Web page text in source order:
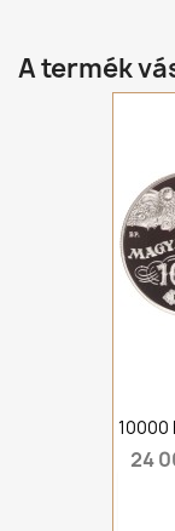
A termék
10000
24